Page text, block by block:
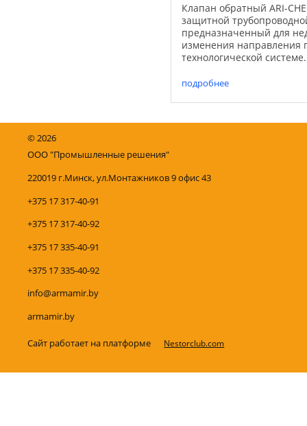
Клапан обратный ARI-
защитной
предназначенный для
изменения направления
технологической
направлении и
подробнее
©2026
ООО "Промышленные решения"
220019 г.Минск, ул.Монтажников 9 офис 43
+375 17 317-40-91
+375 17 317-40-92
+375 17 335-40-91
+375 17 335-40-92
info@armamir.by
armamir.by
Сайт работает на платформе Nestorclub.com